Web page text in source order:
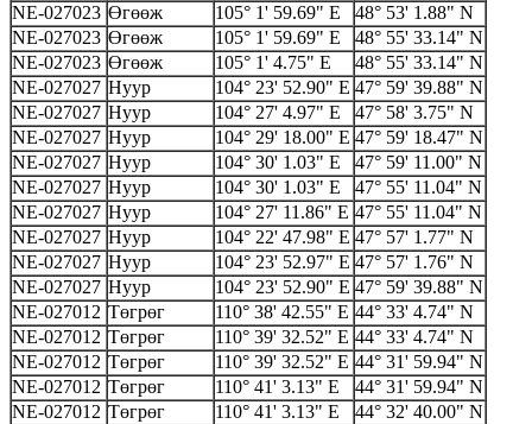
NE-027023 Өгөөж 105° 1' 59.69" E
48° 53' 1.88" N
NE-027023 Өгөөж 105° 1' 59.69" E
48° 55' 33.14" N
NE-027023 Өгөөж 105° 1' 4.75" E
48° 55' 33.14" N
NE-027027 Нуур 104° 23' 52.90" E 47° 59' 39.88" N
NE-027027 Нуур 104° 27' 4.97" E
47° 58' 3.75" N
NE-027027 Нуур 104° 29' 18.00" E 47° 59' 18.47" N
NE-027027 Нуур 104° 30' 1.03" E
47° 59' 11.00" N
NE-027027 Нуур 104° 30' 1.03" E
47° 55' 11.04" N
NE-027027 Нуур 104° 27' 11.86" E 47° 55' 11.04" N
NE-027027 Нуур 104° 22' 47.98" E 47° 57' 1.77" N
NE-027027 Нуур 104° 23' 52.97" E 47° 57' 1.76" N
NE-027027 Нуур 104° 23' 52.90" E 47° 59' 39.88" N
NE-027012 Төгрөг 110° 38' 42.55" E 44° 33' 4.74" N
NE-027012 Төгрөг 110° 39' 32.52" E 44° 33' 4.74" N
NE-027012 Төгрөг 110° 39' 32.52" E 44° 31' 59.94" N
NE-027012 Төгрөг 110° 41' 3.13" E
44° 31' 59.94" N
NE-027012 Төгрөг 110° 41' 3.13" E
44° 32' 40.00" N